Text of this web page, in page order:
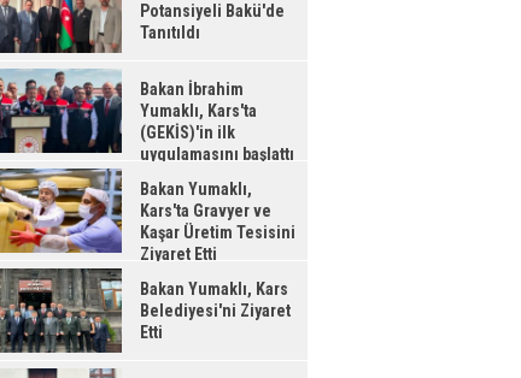
Potansiyeli Bakü'de
Tanıtıldı
Bakan İbrahim
Yumaklı, Kars'ta
(GEKİS)'in ilk
uygulamasını başlattı
Bakan Yumaklı,
Kars'ta Gravyer ve
Kaşar Üretim Tesisini
Ziyaret Etti
Bakan Yumaklı, Kars
Belediyesi'ni Ziyaret
Etti